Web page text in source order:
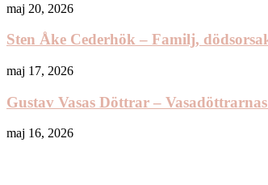
maj 20, 2026
Sten Åke Cederhök – Familj,
maj 17, 2026
Gustav Vasas Döttrar –
maj 16, 2026